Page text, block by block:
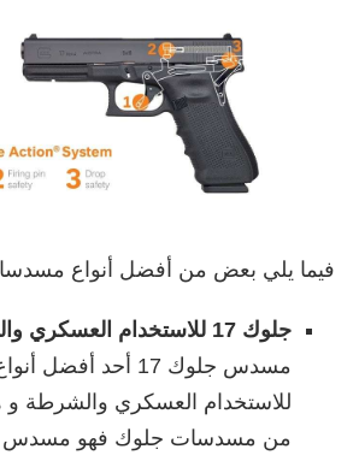
فيما يلي بعض من أفضل أنواع
جلوك 17 للاستخدام العسكري
مسدس جلوك 17 أحد
للاستخدام العسكري والشرطة و
من مسدسات جلوك فهو مسدس